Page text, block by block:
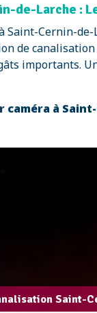
de-Larche :
Cernin-
de
importants.
à
Saint-